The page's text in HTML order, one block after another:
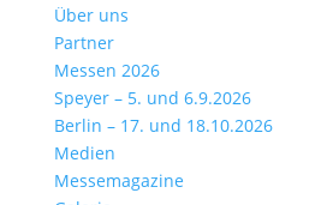
Über uns
Partner
Messen 2026
Speyer – 5. und 6.9.2026
Berlin – 17. und 18.10.2026
Medien
Messemagazine